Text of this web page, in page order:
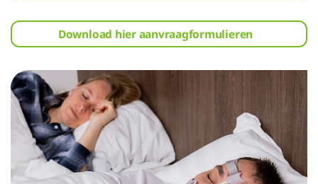
Download hier aanvraagformulieren